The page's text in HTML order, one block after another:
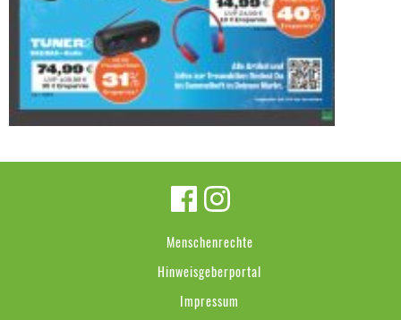
Menschenrechte
Hinweisgeberportal
Impressum